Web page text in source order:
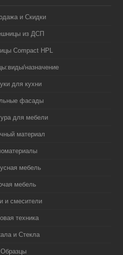
и Скидки
из ДСП
Compact HPL
назначение
для кухни
фасады
для мебели
материал
мебель
мебель
и смесители
техника
и Стекла
Образцы